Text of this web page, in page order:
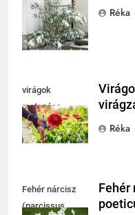
fagytűrése
Réka
virágok
metszése
Réka
Fehér nárcisz
(narcissus